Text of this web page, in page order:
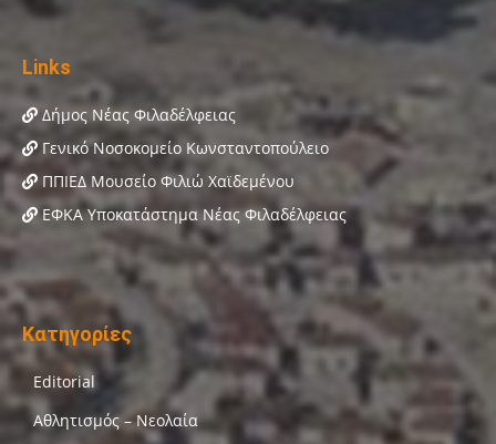
Links
Δήμος Νέας Φιλαδέλφειας
Γενικό Νοσοκομείο Κωνσταντοπούλειο
ΠΠΙΕΔ Μουσείο Φιλιώ Χαϊδεμένου
ΕΦΚΑ Υποκατάστημα Νέας Φιλαδέλφειας
Κατηγορίες
Editorial
Αθλητισμός – Νεολαία